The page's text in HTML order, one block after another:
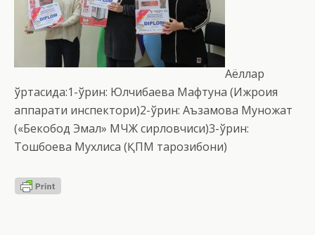
Аёллар
ўртасида:1-ўрин: Юлчибаева Мафтуна (Ижроия
аппарати инспектори)2-ўрин: Аъзамова Муножат
(«Бекобод Эмал» МЧЖ сирловчиси)3-ўрин:
Тошбоева Мухлиса (ҚПМ тарозибони)